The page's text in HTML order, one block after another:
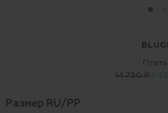
14 750 ₽4
Размер RU/PP